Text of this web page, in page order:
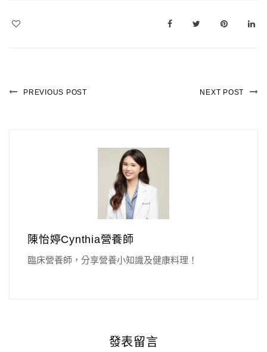
PREVIOUS POST NEXT POST
陳怡婷Cynthia營養師
臨床營養師，分享營養小知識及健康料理！
發表留言